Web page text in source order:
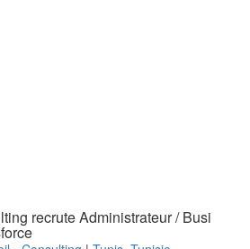
recrute Administrateur / Busi